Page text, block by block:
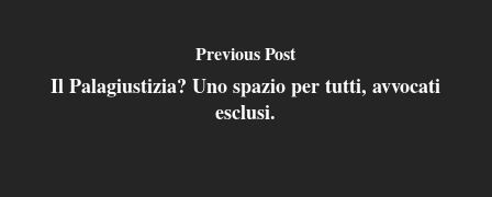
Previous Post
Il Palagiustizia? Uno spazio per tutti, avvocati
esclusi.